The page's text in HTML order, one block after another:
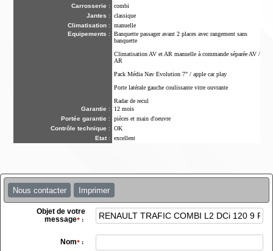
Carrosserie :
combi
Jantes :
classique
Climatisation:
manuelle
Equipements :
Banquette passager avant 2 places avec rangement sans
banquette
Climatisation AV et AR manuelle à commande séparée AV /
AR
Pack Média Nav Evolution 7" / apple car play
Porte latérale gauche coulissante vitre ouvrante
Radar de recul
Garantie :
12 mois
Portée garantie :
pièces et main d'oeuvre
Contrôle technique :
OK
Etat: excellent
Nous contacter Imprimer
Objet de votre
message*:
Nom*: